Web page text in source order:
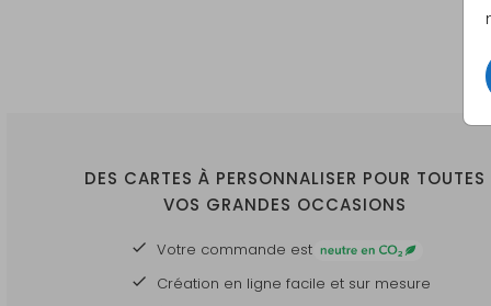
DES CARTES À PERSONNALISER POUR TOUTES
VOS GRANDES OCCASIONS
Votre commande est
Création en ligne facile et sur mesure